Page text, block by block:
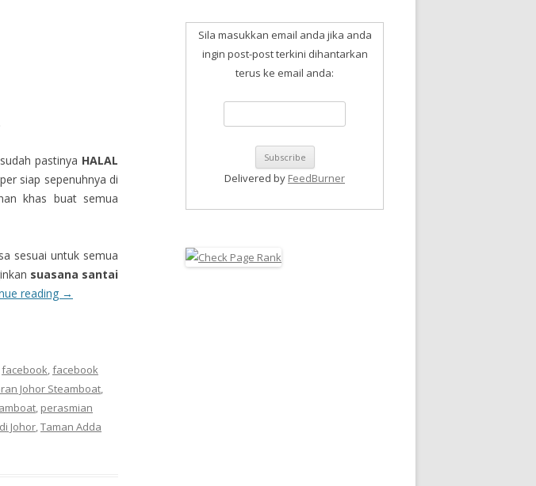
pastinya HALAL
siap sepenuhnya di
khas buat semua
sesuai untuk semua
suasana santai
reading →
facebook,facebook
Johor Steamboat,
, perasmian
Johor,Taman Adda
Sila masukkan email anda jika anda
ingin post-post terkini dihantarkan
terus ke email anda:
Delivered by FeedBurner